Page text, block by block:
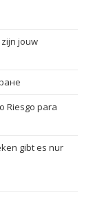
jouw
Riesgo para
gibt es nur